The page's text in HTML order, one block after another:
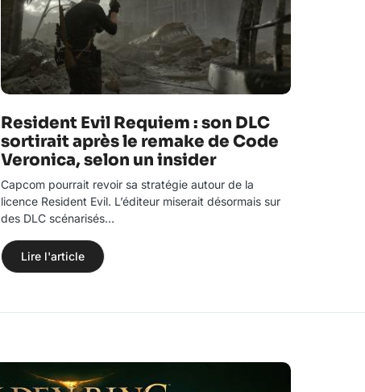
Resident Evil Requiem : son DLC
sortirait après le remake de Code
Veronica, selon un insider
Capcom pourrait revoir sa stratégie autour de la
licence Resident Evil. L’éditeur miserait désormais sur
des DLC scénarisés…
Lire l'article